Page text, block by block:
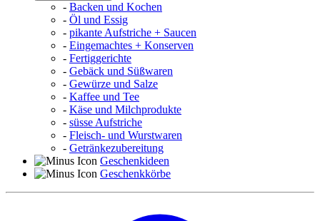
- Backen und Kochen
- Öl und Essig
- pikante Aufstriche + Saucen
- Eingemachtes + Konserven
- Fertiggerichte
- Gebäck und Süßwaren
- Gewürze und Salze
- Kaffee und Tee
- Käse und Milchprodukte
- süsse Aufstriche
- Fleisch- und Wurstwaren
- Getränkezubereitung
Geschenkideen
Geschenkkörbe